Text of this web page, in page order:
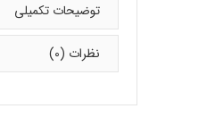
توضیحات تکمیلی
نظرات (0)